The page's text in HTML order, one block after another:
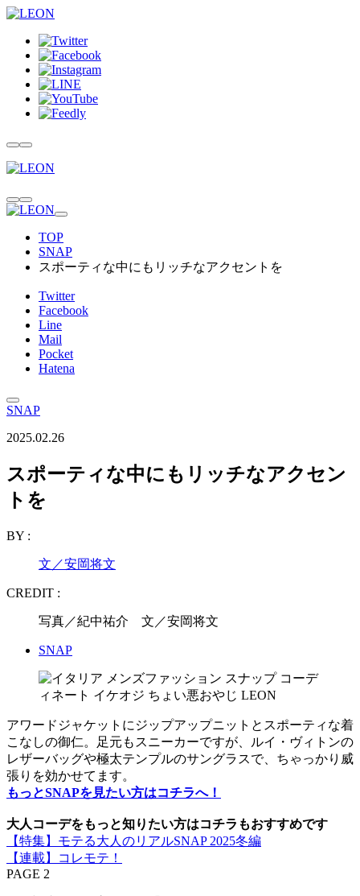
TOP
SNAP
スポーティな中にもリッチなアクセントを
Twitter
Facebook
Line
Mail
Pocket
Hatena
SNAP
2025.02.26
スポーティな中にもリッチなアクセン
トを
BY :
文／安岡将文
CREDIT :
写真／紀中祐介 文／安岡将文
SNAP
アワードジャケットにジップアップニットとスポーティな着
こなしの御仁。足元もスニーカーですが、ルイ・ヴィトンの
レザーバッグや極太テンプルのサングラスで、ちゃっかり威
張りを効かせてます。
もっとSNAPを見たい方はコチラへ！
大人コーデをもっと知りたい方はコチラもおすすめです
【特集】モテる大人のリアルSNAP 2025冬編
【連載】コレモテ！
PAGE 2